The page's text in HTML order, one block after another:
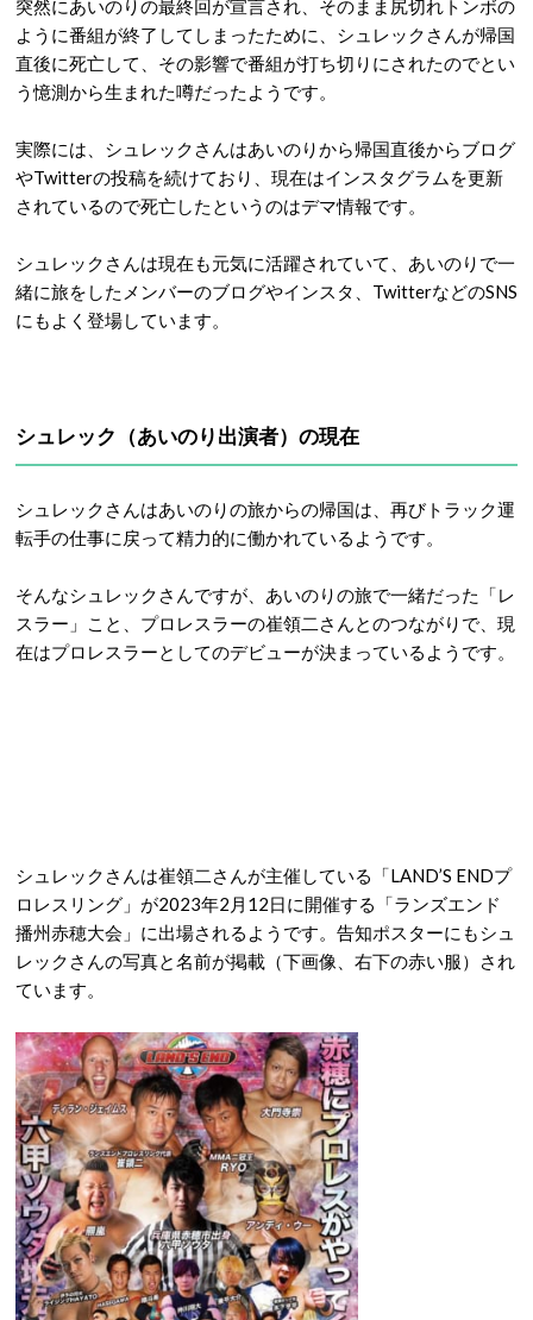
突然にあいのりの最終回が宣言され、そのまま尻切れトンボの
ように番組が終了してしまったために、シュレックさんが帰国
直後に死亡して、その影響で番組が打ち切りにされたのでとい
う憶測から生まれた噂だったようです。
実際には、シュレックさんはあいのりから帰国直後からブログ
やTwitterの投稿を続けており、現在はインスタグラムを更新
されているので死亡したというのはデマ情報です。
シュレックさんは現在も元気に活躍されていて、あいのりで一
緒に旅をしたメンバーのブログやインスタ、TwitterなどのSNS
にもよく登場しています。
シュレック（あいのり出演者）の現在
シュレックさんはあいのりの旅からの帰国は、再びトラック運
転手の仕事に戻って精力的に働かれているようです。
そんなシュレックさんですが、あいのりの旅で一緒だった「レ
スラー」こと、プロレスラーの崔領二さんとのつながりで、現
在はプロレスラーとしてのデビューが決まっているようです。
シュレックさんは崔領二さんが主催している「LAND’S ENDプ
ロレスリング」が2023年2月12日に開催する「ランズエンド
播州赤穂大会」に出場されるようです。告知ポスターにもシュ
レックさんの写真と名前が掲載（下画像、右下の赤い服）され
ています。